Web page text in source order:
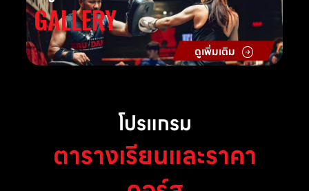
GALLERY
ดูเพิ่มเติม
โปรแกรม
ตารางเรียนและราคา